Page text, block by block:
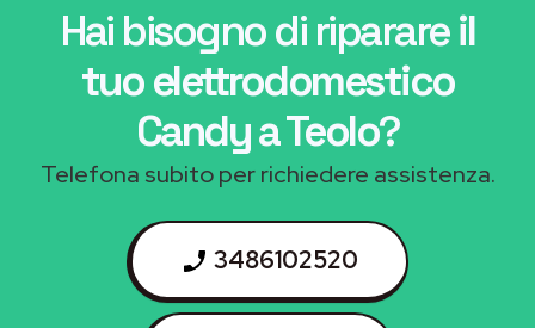
Hai bisogno di riparareil
tuo elettrodomestico
Candy a Teolo?
Telefona subito per richiedere assistenza.
3486102520